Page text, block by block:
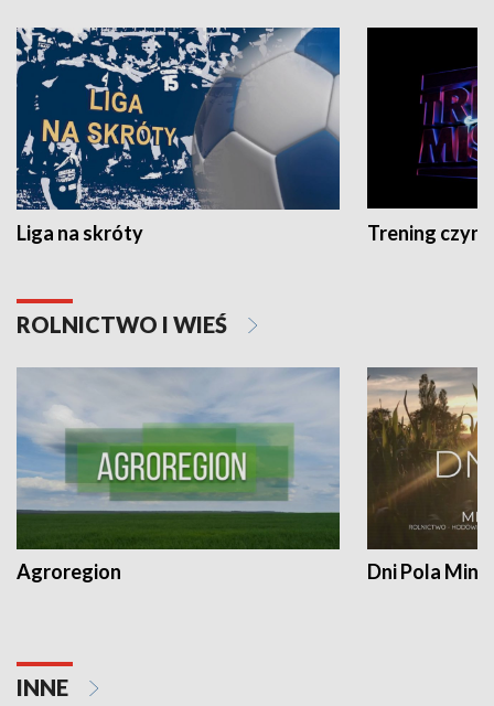
Liga na skróty Trening czyni
ROLNICTWO I WIEŚ
Agroregion Dni Pola
INNE